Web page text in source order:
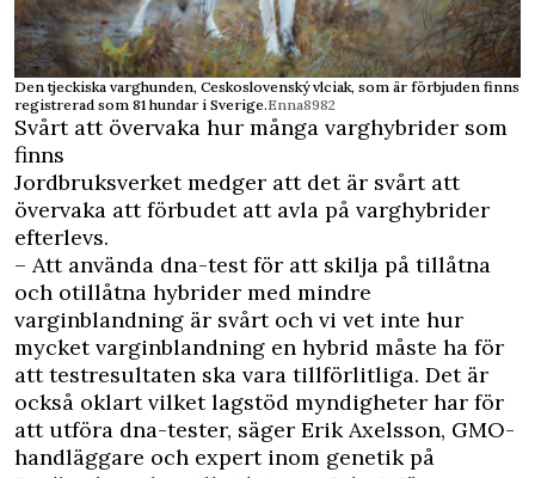
Den tjeckiska varghunden, Ceskoslovenský vlciak, som är förbjuden finns
registrerad som 81 hundar i Sverige.Enna8982
Svårt att övervaka hur många varghybrider som
finns
Jordbruksverket medger att det är svårt att
övervaka att förbudet att avla på varghybrider
efterlevs.
– Att använda dna-test för att skilja på tillåtna
och otillåtna hybrider med mindre
varginblandning är svårt och vi vet inte hur
mycket varginblandning en hybrid måste ha för
att testresultaten ska vara tillförlitliga. Det är
också oklart vilket lagstöd myndigheter har för
att utföra dna-tester, säger Erik Axelsson, GMO-
handläggare och expert inom genetik på